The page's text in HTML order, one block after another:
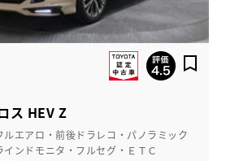
ス HEV Z
ルエアロ・前後ドラレコ・パノラミック
インドモニタ・フルセグ・ＥＴＣ